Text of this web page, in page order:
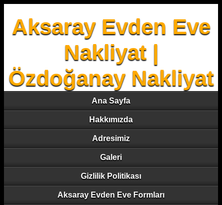
Aksaray Evden Eve
Nakliyat |
Özdoğanay Nakliyat
Ana Sayfa
Hakkımızda
Adresimiz
Galeri
Gizlilik Politikası
Aksaray Evden Eve Formları